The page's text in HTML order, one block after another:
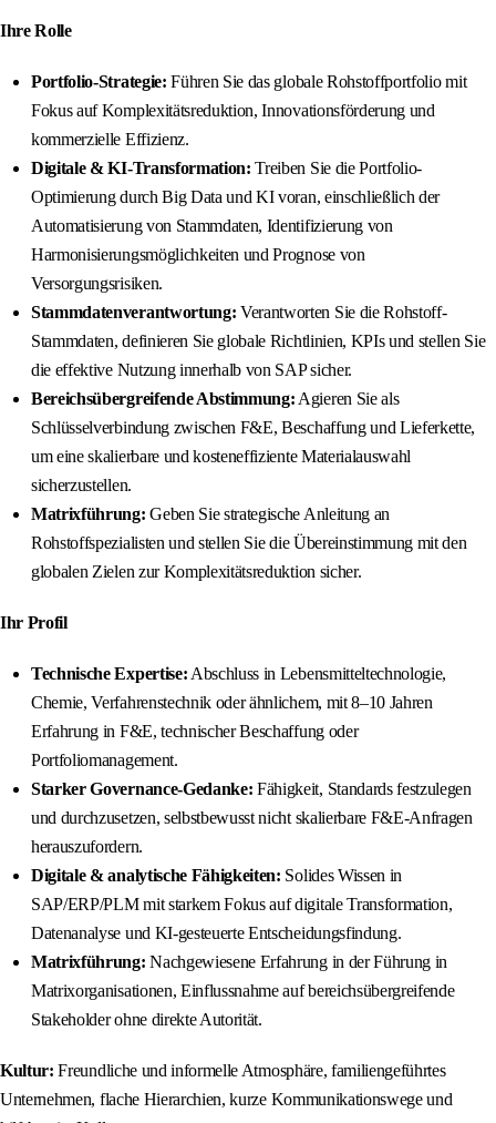
Ihre Rolle
Portfolio-Strategie: Führen Sie das globale Rohstoffportfolio mit
Fokus auf Komplexitätsreduktion, Innovationsförderung und
kommerzielle Effizienz.
Digitale & KI-Transformation: Treiben Sie die Portfolio-
Optimierung durch Big Data und KI voran, einschließlich der
Automatisierung von Stammdaten, Identifizierung von
Harmonisierungsmöglichkeiten und Prognose von
Versorgungsrisiken.
Stammdatenverantwortung: Verantworten Sie die Rohstoff-
Stammdaten, definieren Sie globale Richtlinien, KPIs und stellen Sie
die effektive Nutzung innerhalb von SAP sicher.
Bereichsübergreifende Abstimmung: Agieren Sie als
Schlüsselverbindung zwischen F&E, Beschaffung und Lieferkette,
um eine skalierbare und kosteneffiziente Materialauswahl
sicherzustellen.
Matrixführung: Geben Sie strategische Anleitung an
Rohstoffspezialisten und stellen Sie die Übereinstimmung mit den
globalen Zielen zur Komplexitätsreduktion sicher.
Ihr Profil
Technische Expertise: Abschluss in Lebensmitteltechnologie,
Chemie, Verfahrenstechnik oder ähnlichem, mit 8–10 Jahren
Erfahrung in F&E, technischer Beschaffung oder
Portfoliomanagement.
Starker Governance-Gedanke: Fähigkeit, Standards festzulegen
und durchzusetzen, selbstbewusst nicht skalierbare F&E-Anfragen
herauszufordern.
Digitale & analytische Fähigkeiten: Solides Wissen in
SAP/ERP/PLM mit starkem Fokus auf digitale Transformation,
Datenanalyse und KI-gesteuerte Entscheidungsfindung.
Matrixführung: Nachgewiesene Erfahrung in der Führung in
Matrixorganisationen, Einflussnahme auf bereichsübergreifende
Stakeholder ohne direkte Autorität.
Kultur: Freundliche und informelle Atmosphäre, familiengeführtes
Unternehmen, flache Hierarchien, kurze Kommunikationswege und